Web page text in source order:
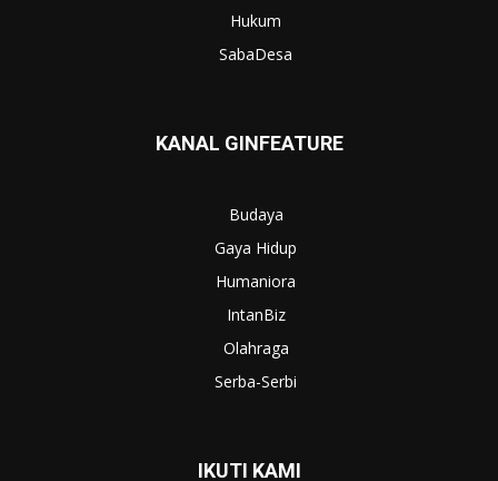
Hukum
SabaDesa
KANAL GINFEATURE
Budaya
Gaya Hidup
Humaniora
IntanBiz
Olahraga
Serba-Serbi
IKUTI KAMI